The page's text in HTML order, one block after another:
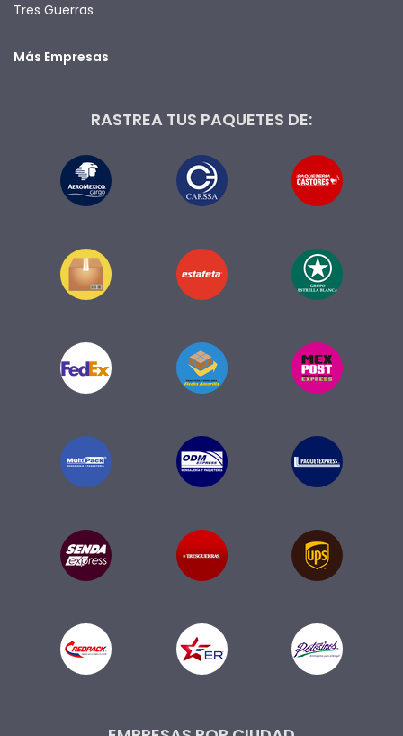
Tres Guerras
Más Empresas
RASTREA TUS PAQUETES DE: